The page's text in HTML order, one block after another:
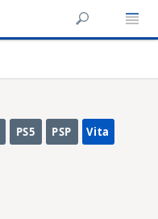
PS5 PSP Vita